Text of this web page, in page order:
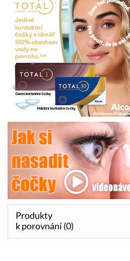
Produkty
k porovnání (0)